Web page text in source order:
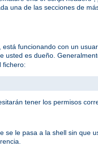
una de las secciones de
funcionando con un
usted es dueño.
fichero:
tener los permisos
le pasa a la shell sin que